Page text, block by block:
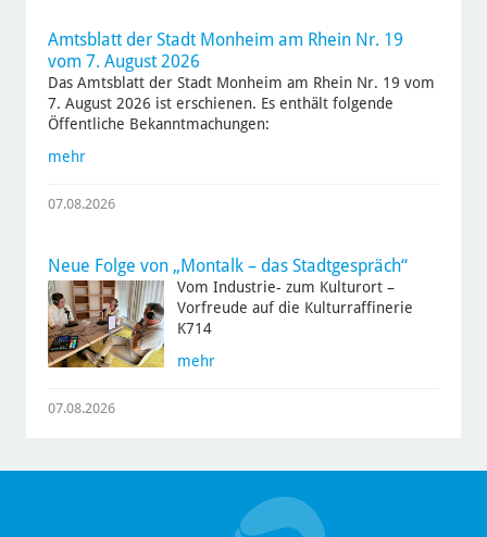
Amtsblatt der Stadt Monheim am Rhein Nr. 19
vom 7. August 2026
Das Amtsblatt der Stadt Monheim am Rhein Nr. 19 vom
7. August 2026 ist erschienen. Es enthält folgende
Öffentliche Bekanntmachungen:
mehr
07.08.2026
Neue Folge von „Montalk – das Stadtgespräch“
Vom Industrie- zum Kulturort –
Vorfreude auf die Kulturraffinerie
K714
mehr
07.08.2026